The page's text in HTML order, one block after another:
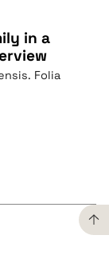
in a
Folia